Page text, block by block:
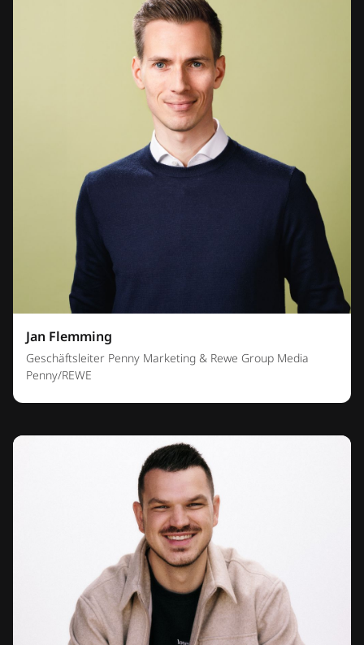
Jan Flemming
Geschäftsleiter Penny Marketing & Rewe Group Media
Penny/REWE